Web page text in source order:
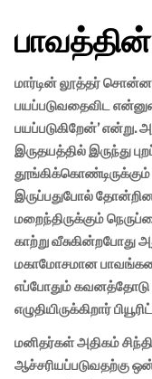
மார்டின் லூத்தர்
பயப்படுவதைவிட
பயப்படுகிறேன்’
இருதயத்தில் இருந்து
இருப்பதுபோல்
மறைந்திருக்கும்
காற்று வீசுகின்றபோது
மகாமோசமான
எப்போதும் கவனத்தோடு
எழுதியிருக்கிறார்
மனிதர்கள் அதிகம்
ஆச்சரியப்படுவதற்கு